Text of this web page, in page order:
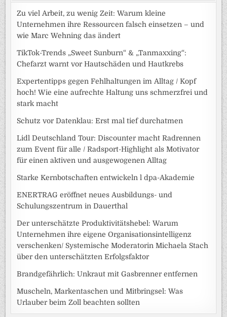
Zu viel Arbeit, zu wenig Zeit: Warum kleine
Unternehmen ihre Ressourcen falsch einsetzen – und
wie Marc Wehning das ändert
TikTok-Trends „Sweet Sunburn“ & „Tanmaxxing“:
Chefarzt warnt vor Hautschäden und Hautkrebs
Expertentipps gegen Fehlhaltungen im Alltag / Kopf
hoch! Wie eine aufrechte Haltung uns schmerzfrei und
stark macht
Schutz vor Datenklau: Erst mal tief durchatmen
Lidl Deutschland Tour: Discounter macht Radrennen
zum Event für alle / Radsport-Highlight als Motivator
für einen aktiven und ausgewogenen Alltag
Starke Kernbotschaften entwickeln l dpa-Akademie
ENERTRAG eröffnet neues Ausbildungs- und
Schulungszentrum in Dauerthal
Der unterschätzte Produktivitätshebel: Warum
Unternehmen ihre eigene Organisationsintelligenz
verschenken/ Systemische Moderatorin Michaela Stach
über den unterschätzten Erfolgsfaktor
Brandgefährlich: Unkraut mit Gasbrenner entfernen
Muscheln, Markentaschen und Mitbringsel: Was
Urlauber beim Zoll beachten sollten